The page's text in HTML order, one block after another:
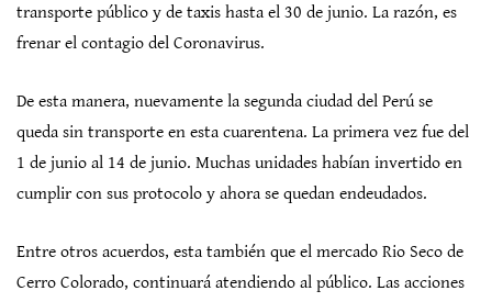
transporte público y de taxis hasta el 30 de junio. La razón, es
frenar el contagio del Coronavirus.
De esta manera, nuevamente la segunda ciudad del Perú se
queda sin transporte en esta cuarentena. La primera vez fue del
1 de junio al 14 de junio. Muchas unidades habían invertido en
cumplir con sus protocolo y ahora se quedan endeudados.
Entre otros acuerdos, esta también que el mercado Rio Seco de
Cerro Colorado, continuará atendiendo al público. Las acciones